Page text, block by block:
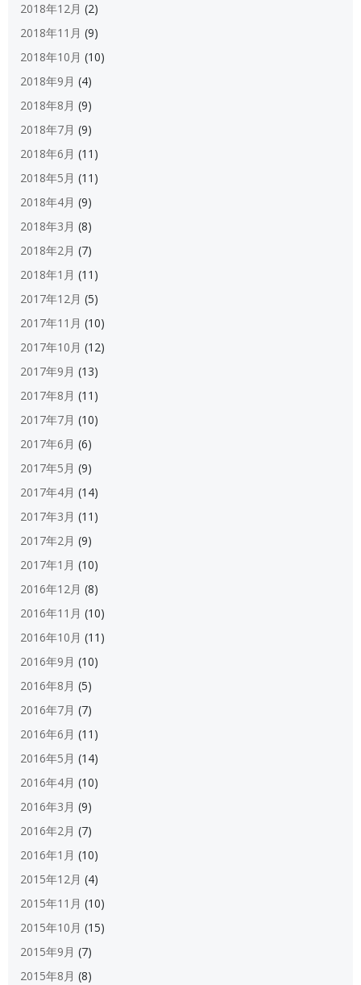
2018年12月 (2)
2018年11月 (9)
2018年10月 (10)
2018年9月 (4)
2018年8月 (9)
2018年7月 (9)
2018年6月 (11)
2018年5月 (11)
2018年4月 (9)
2018年3月 (8)
2018年2月 (7)
2018年1月 (11)
2017年12月 (5)
2017年11月 (10)
2017年10月 (12)
2017年9月 (13)
2017年8月 (11)
2017年7月 (10)
2017年6月 (6)
2017年5月 (9)
2017年4月 (14)
2017年3月 (11)
2017年2月 (9)
2017年1月 (10)
2016年12月 (8)
2016年11月 (10)
2016年10月 (11)
2016年9月 (10)
2016年8月 (5)
2016年7月 (7)
2016年6月 (11)
2016年5月 (14)
2016年4月 (10)
2016年3月 (9)
2016年2月 (7)
2016年1月 (10)
2015年12月 (4)
2015年11月 (10)
2015年10月 (15)
2015年9月 (7)
2015年8月 (8)